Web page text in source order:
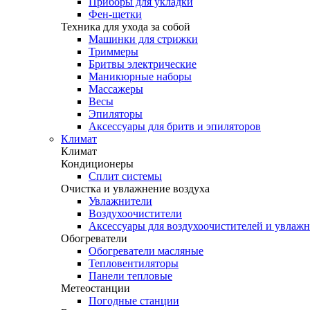
Фен-щетки
Техника для ухода за собой
Машинки для стрижки
Триммеры
Бритвы электрические
Маникюрные наборы
Массажеры
Весы
Эпиляторы
Аксессуары для бритв и эпиляторов
Климат
Климат
Кондиционеры
Сплит системы
Очистка и увлажнение воздуха
Увлажнители
Воздухоочистители
Аксессуары для воздухоочистителей и
Обогреватели
Обогреватели масляные
Тепловентиляторы
Панели тепловые
Метеостанции
Погодные станции